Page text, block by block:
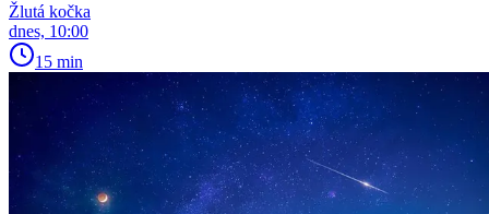
Žlutá kočka
dnes, 10:00
15 min